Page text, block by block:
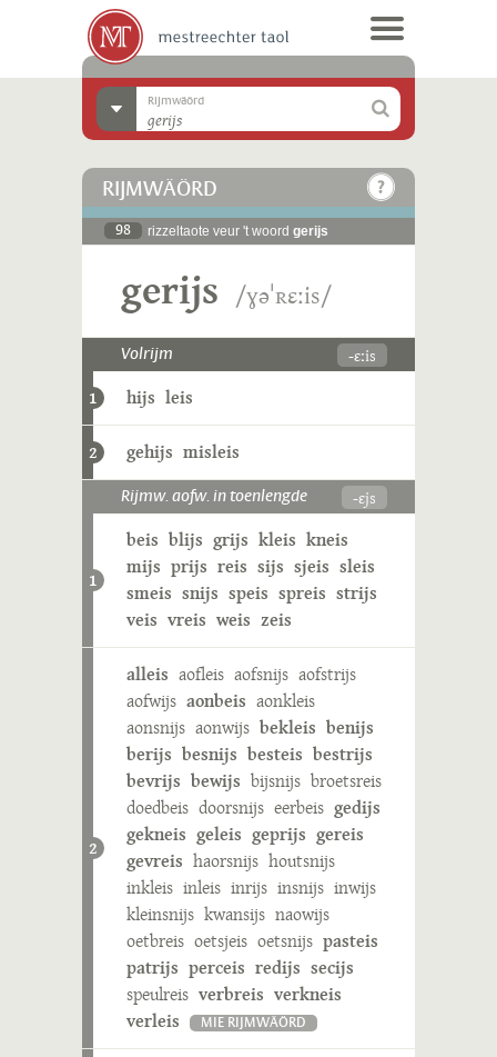
Rijmwäörd
RIJMWÄÖRD
98 rizzeltaote veur 't woord gerijs
gerijs /ɣəˈʀɛːis/
Volrijm -ɛːis
1 hijs leis
2 gehijs misleis
Rijmw. aofw. in toenlengde -ɛjs
1
beis blijs grijs kleis kneis
mijs prijs reis sijs sjeis sleis
smeis snijs speis spreis strijs
veis vreis weis zeis
2
alleis aofleis aofsnijs aofstrijs
aofwijs aonbeis aonkleis
aonsnijs aonwijs bekleis benijs
berijs besnijs besteis bestrijs
bevrijs bewijs bijsnijs broetsreis
doedbeis doorsnijs eerbeis gedijs
gekneis geleis geprijs gereis
gevreis haorsnijs houtsnijs
inkleis inleis inrijs insnijs inwijs
kleinsnijs kwansijs naowijs
oetbreis oetsjeis oetsnijs pasteis
patrijs perceis redijs secijs
speulreis verbreis verkneis
verleis
MIE RIJMWÄÖRD